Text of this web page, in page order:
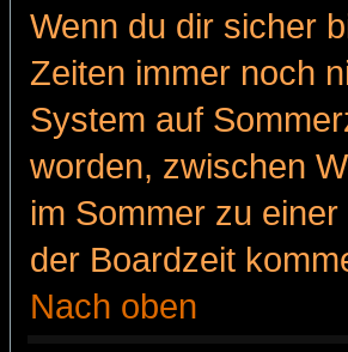
Wenn du dir sicher
Zeiten immer noch
System auf
worden, zwischen
im Sommer zu
der Boardzeit
Nach oben